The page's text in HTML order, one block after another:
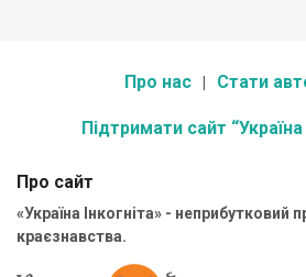
Про нас Стати
Підтримати сайт “Україна
Про сайт
«Україна Інкогніта» - неприбутковий
краєзнавства.